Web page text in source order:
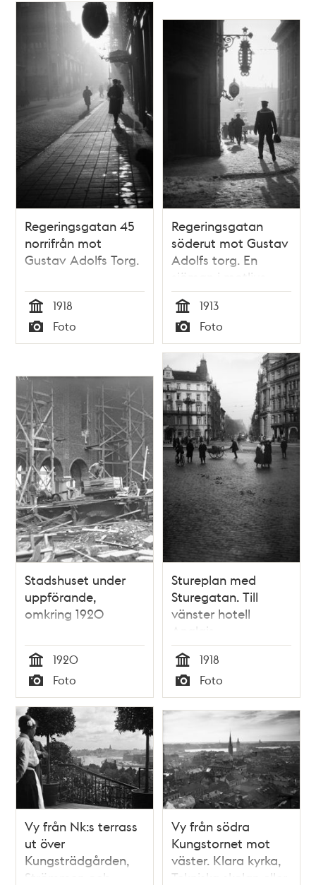
Regeringsgatan 45
norrifrån mot
Gustav Adolfs Torg.
Tid
1918
Typ
Foto
Regeringsgatan
söderut mot Gustav
Adolfs torg. En
sjöman i motljus.
Tid
1913
Typ
Foto
Stadshuset under
uppförande,
omkring 1920
Tid
1920
Typ
Foto
Stureplan med
Sturegatan. Till
vänster hotell
Anglais.
Tid
1918
Typ
Foto
Vy från Nk:s terrass
ut över
Kungsträdgården,
Strömmen och
Vy från södra
Kungstornet mot
väster. Klara kyrka,
Tekniska skolan eller